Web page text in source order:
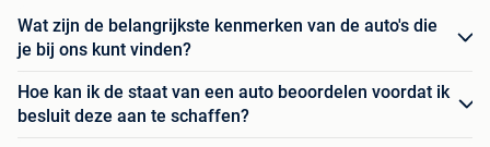
Wat zijn de belangrijkste kenmerken van de auto's die
je bij ons kunt vinden?
Hoe kan ik de staat van een auto beoordelen voordat ik
besluit deze aan te schaffen?